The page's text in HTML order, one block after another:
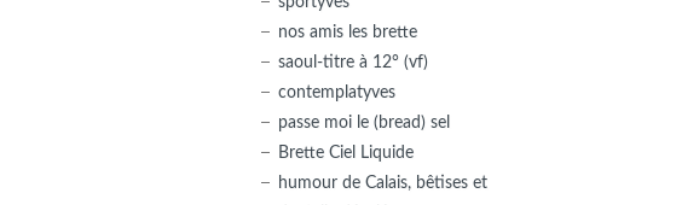
nos amis les brette
saoul-titre à 12° (vf)
contemplatyves
passe moi le (bread) sel
Brette Ciel Liquide
humour de Calais, bêtises et